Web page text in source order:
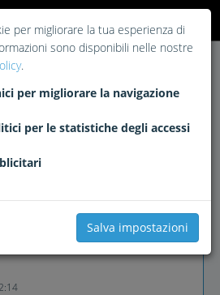
Play
Video
per migliorare la tua esperienza di
sono disponibili nelle nostre
.
per migliorare la navigazione
per le statistiche degli accessi
Salva impostazioni